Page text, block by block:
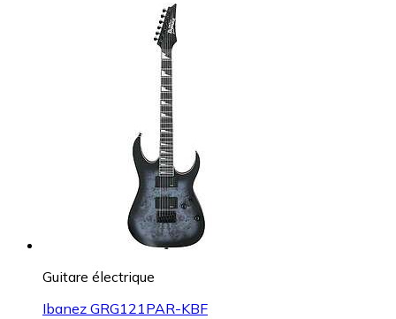
Guitare électrique
Ibanez GRG121PAR-KBF